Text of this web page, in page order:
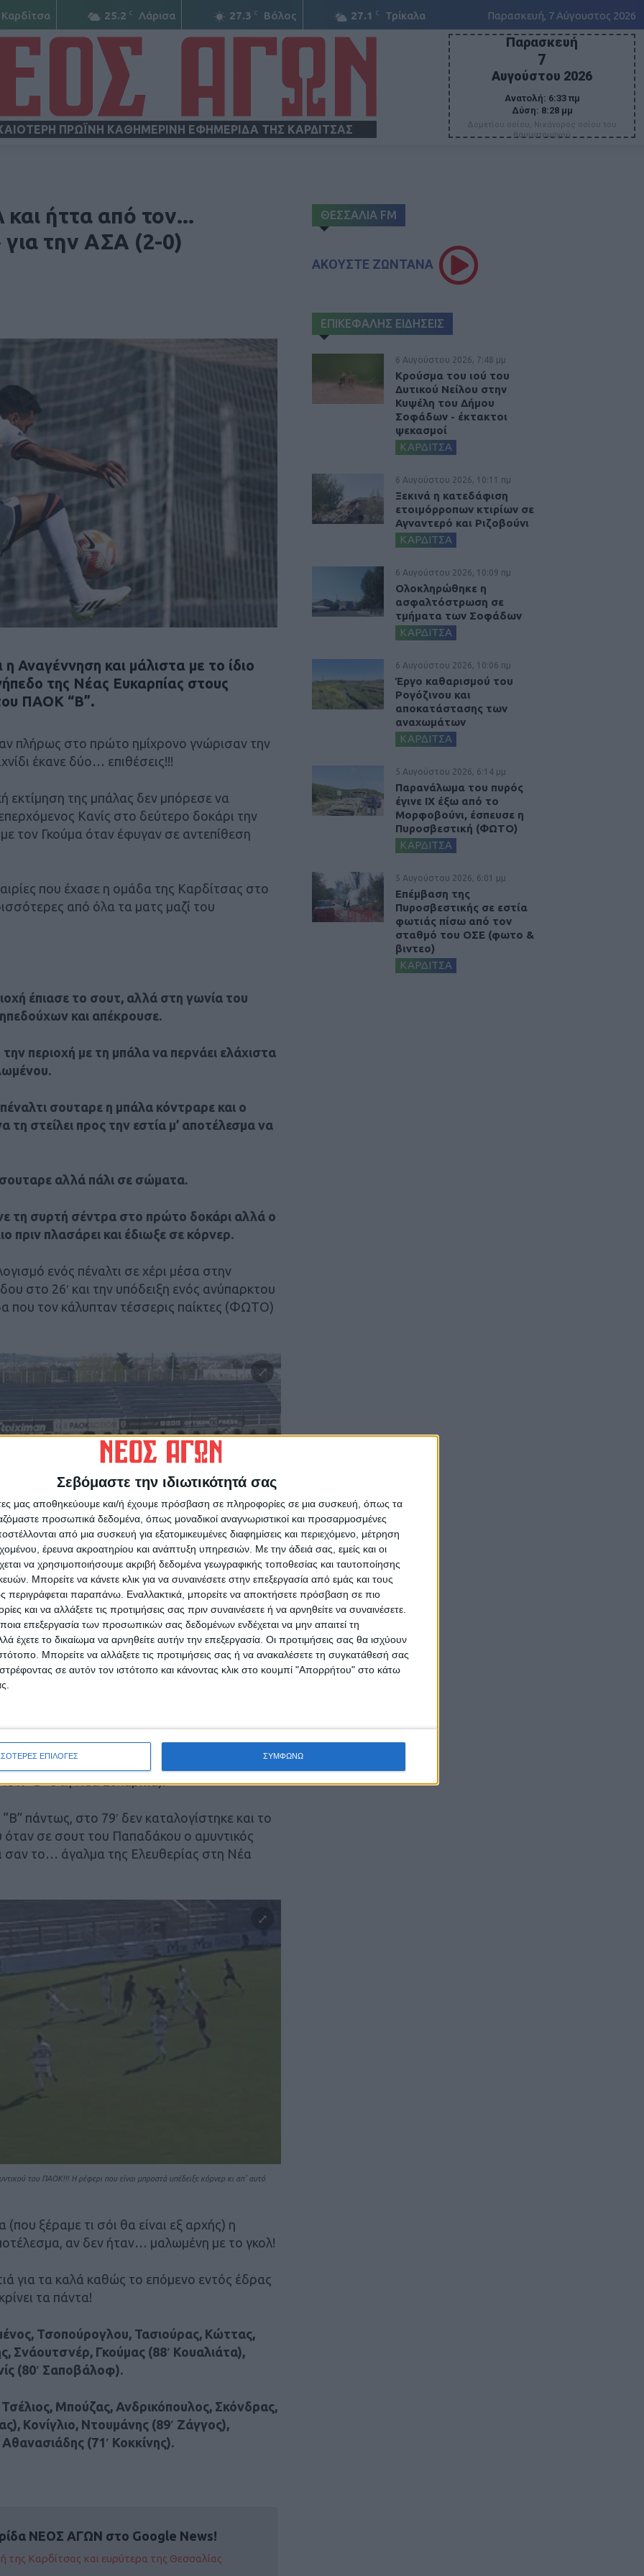
Σεβόμαστε την ιδιωτικότητά σας
μας αποθηκεύουμε και/ή έχουμε πρόσβαση σε πληροφορίες σε μια συσκευή, όπως τα
προσωπικά δεδομένα, όπως μοναδικοί αναγνωριστικοί και προσαρμοσμένες
από μια συσκευή για εξατομικευμένες διαφημίσεις και περιεχόμενο, μέτρηση
έρευνα ακροατηρίου και ανάπτυξη υπηρεσιών. Με την άδειά σας, εμείς και οι
να χρησιμοποιήσουμε ακριβή δεδομένα γεωγραφικής τοποθεσίας και ταυτοποίησης
Μπορείτε να κάνετε κλικ για να συναινέσετε στην επεξεργασία από εμάς και τους
περιγράφεται παραπάνω. Εναλλακτικά, μπορείτε να αποκτήσετε πρόσβαση σε πιο
και να αλλάξετε τις προτιμήσεις σας πριν συναινέσετε ή να αρνηθείτε να συναινέσετε.
επεξεργασία των προσωπικών σας δεδομένων ενδέχεται να μην απαιτεί τη
έχετε το δικαίωμα να αρνηθείτε αυτήν την επεξεργασία. Οι προτιμήσεις σας θα ισχύουν
Μπορείτε να αλλάξετε τις προτιμήσεις σας ή να ανακαλέσετε τη συγκατάθεσή σας
σε αυτόν τον ιστότοπο και κάνοντας κλικ στο κουμπί "Απορρήτου" στο κάτω
ΕΠΙΛΟΓΕΣ ΣΥΜΦΩΝΩ
Καρδίτσα 25.2 C Λάρισα 27.3 C Βόλος 27.1 C Τρίκαλα Παρασκευή, 7 Αύγουστος 2026
ΠΡΩΪΝΗ ΚΑΘΗΜΕΡΙΝΗ ΕΦΗΜΕΡΙΔΑ ΤΗΣ ΚΑΡΔΙΤΣΑΣ
Παρασκευή
7
Αυγούστου 2026
Ανατολή: 6:33 πμ
Δύση: 8:28 μμ
Δομετίου οσίου, Νικάνορος οσίου του
θαυματουργού
ήττα από τον...
την ΑΣΑ (2-0)
Αναγέννηση και μάλιστα με το ίδιο
της Νέας Ευκαρπίας στους
ΠΑΟΚ “Β”.
πλήρως στο πρώτο ημίχρονο γνώρισαν την
έκανε δύο… επιθέσεις!!!
εκτίμηση της μπάλας δεν μπόρεσε να
Κανίς στο δεύτερο δοκάρι την
τον Γκούμα όταν έφυγαν σε αντεπίθεση
που έχασε η ομάδα της Καρδίτσας στο
από όλα τα ματς μαζί του
έπιασε το σουτ, αλλά στη γωνία του
και απέκρουσε.
περιοχή με τη μπάλα να περνάει ελάχιστα
σουταρε η μπάλα κόντραρε και ο
στείλει προς την εστία μ’ αποτέλεσμα να
αλλά πάλι σε σώματα.
τη συρτή σέντρα στο πρώτο δοκάρι αλλά ο
πριν πλασάρει και έδιωξε σε κόρνερ.
ενός πέναλτι σε χέρι μέσα στην
στο 26′ και την υπόδειξη ενός ανύπαρκτου
που τον κάλυπταν τέσσερις παίκτες (ΦΩΤΟ)
όχι από έναν, όχι από δύο αλλά από τέσσερις αντιπάλους!!!
στο πρώτο 45λεπτο, καθώς οι φίλαθλοι
ομάδα δεν μπορούσαν να πιστέψουν πως το
τον ίδιο ρυθμό, δεν κατόρθωσε να βρει το
αλλά και όταν το κατάφερε πάλι σημάδευε…
και τελικά το ματς τελείωσε με 2-0
“Β” στη Νέα Ευκαρπία).
πάντως, στο 79′ δεν καταλογίστηκε και το
σε σουτ του Παπαδάκου ο αμυντικός
σαν το… άγαλμα της Ελευθερίας στη Νέα
του ΠΑΟΚ!!! Η ρέφερι που είναι μπροστά υπέδειξε κόρνερ κι απ’ αυτό
(που ξέραμε τι σόι θα είναι εξ αρχής) η
αν δεν ήταν… μαλωμένη με το γκολ!
για τα καλά καθώς το επόμενο εντός έδρας
τα πάντα!
Τσοπούρογλου, Τασιούρας, Κώττας,
Σνάουτσνέρ, Γκούμας (88′ Κουαλιάτα),
(80′ Σαποβάλοφ).
Μπούζας, Ανδρικόπουλος, Σκόνδρας,
Κονίγλιο, Ντουμάνης (89′ Ζάγγος),
(71′ Κοκκίνης).
ΝΕΟΣ ΑΓΩΝ στο Google News!
της Καρδίτσας και ευρύτερα της Θεσσαλίας
ΘΕΣΣΑΛΙΑ FM
ΑΚΟΥΣΤΕ ΖΩΝΤΑΝΑ
ΕΠΙΚΕΦΑΛΗΣ ΕΙΔΗΣΕΙΣ
6 Αυγούστου 2026, 7:48 μμ
Κρούσμα του ιού του
Δυτικού Νείλου στην
Κυψέλη του Δήμου
Σοφάδων - έκτακτοι
ψεκασμοί
ΚΑΡΔΙΤΣΑ
6 Αυγούστου 2026, 10:11 πμ
Ξεκινά η κατεδάφιση
ετοιμόρροπων κτιρίων σε
Αγναντερό και Ριζοβούνι
ΚΑΡΔΙΤΣΑ
6 Αυγούστου 2026, 10:09 πμ
Ολοκληρώθηκε η
ασφαλτόστρωση σε
τμήματα των Σοφάδων
ΚΑΡΔΙΤΣΑ
6 Αυγούστου 2026, 10:06 πμ
Έργο καθαρισμού του
Ρογόζινου και
αποκατάστασης των
αναχωμάτων
ΚΑΡΔΙΤΣΑ
5 Αυγούστου 2026, 6:14 μμ
Παρανάλωμα του πυρός
έγινε ΙΧ έξω από το
Μορφοβούνι, έσπευσε η
Πυροσβεστική (ΦΩΤΟ)
ΚΑΡΔΙΤΣΑ
5 Αυγούστου 2026, 6:01 μμ
Επέμβαση της
Πυροσβεστικής σε εστία
φωτιάς πίσω από τον
σταθμό του ΟΣΕ (φωτο &
βιντεο)
ΚΑΡΔΙΤΣΑ